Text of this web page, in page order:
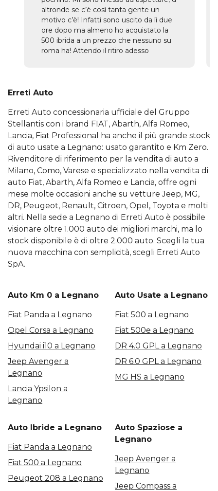
altronde se c’è così tanta gente un
motivo c’è! Infatti sono uscito da lì due
ore dopo ma almeno ho acquistato la
500 ibrida a un prezzo che nessuno su
roma ha! Attendo il ritiro adesso
Erreti Auto
Erreti Auto concessionaria ufficiale del Gruppo
Stellantis con i brand FIAT, Abarth, Alfa Romeo,
Lancia, Fiat Professional ha anche il più grande stock
di auto usate a Legnano: usato garantito e Km Zero.
Rivenditore di riferimento per la vendita di auto a
Milano, Como, Varese e specializzato nella vendita di
auto Fiat, Abarth, Alfa Romeo e Lancia, offre ogni
mese molte occasioni anche su vetture Jeep, MG,
DR, Peugeot, Renault, Citroen, Opel, Toyota e molti
altri. Nella sede a Legnano di Erreti Auto è possibile
visionare oltre 1.000 auto dei migliori marchi, ma lo
stock disponibile è di oltre 2.000 auto. Scegli la tua
nuova macchina con semplicità, scegli Erreti Auto
SpA.
Auto Km 0 a Legnano
Fiat Panda a Legnano
Opel Corsa a Legnano
Hyundai i10 a Legnano
Jeep Avenger a
Legnano
Lancia Ypsilon a
Legnano
Auto Usate a Legnano
Fiat 500 a Legnano
Fiat 500e a Legnano
DR 4.0 GPL a Legnano
DR 6.0 GPL a Legnano
MG HS a Legnano
Auto Ibride a Legnano
Fiat Panda a Legnano
Fiat 500 a Legnano
Peugeot 208 a Legnano
Auto Spaziose a
Legnano
Jeep Avenger a
Legnano
Jeep Compass a